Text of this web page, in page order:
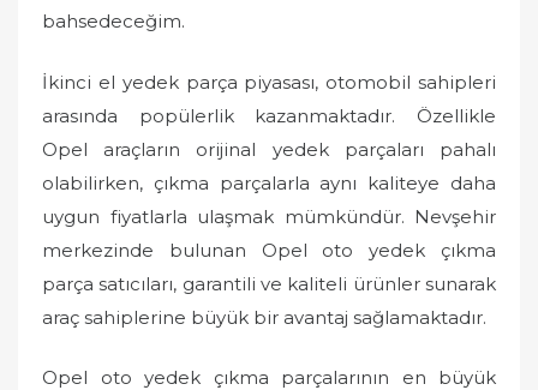
bahsedeceğim.
İkinci el yedek parça piyasası, otomobil sahipleri
arasında popülerlik kazanmaktadır. Özellikle
Opel araçların orijinal yedek parçaları pahalı
olabilirken, çıkma parçalarla aynı kaliteye daha
uygun fiyatlarla ulaşmak mümkündür. Nevşehir
merkezinde bulunan Opel oto yedek çıkma
parça satıcıları, garantili ve kaliteli ürünler sunarak
araç sahiplerine büyük bir avantaj sağlamaktadır.
Opel oto yedek çıkma parçalarının en büyük